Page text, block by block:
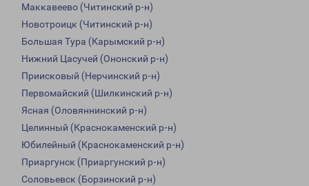
Маккавеево (Читинский р-н)
Новотроицк (Читинский р-н)
Большая Тура (Карымский р-н)
Нижний Цасучей (Ононский р-н)
Приисковый (Нерчинский р-н)
Первомайский (Шилкинский р-н)
Ясная (Оловяннинский р-н)
Целинный (Краснокаменский р-н)
Юбилейный (Краснокаменский р-н)
Приаргунск (Приаргунский р-н)
Соловьевск (Борзинский р-н)